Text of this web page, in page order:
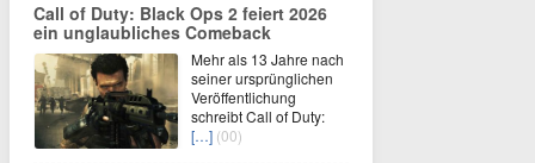
Call of Duty: Black Ops 2 feiert 2026
ein unglaubliches Comeback
Mehr als 13 Jahre nach
seiner ursprünglichen
Veröffentlichung
schreibt Call of Duty:
[…] (00)